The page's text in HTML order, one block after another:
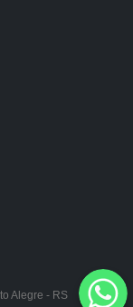
Alegre - RS
WhatsApp
WhatsApp